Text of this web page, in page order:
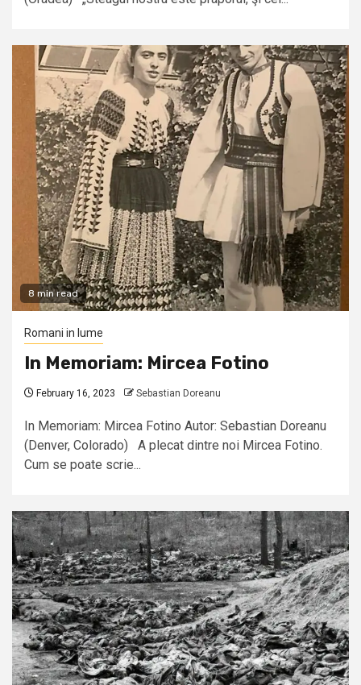
8 min read
Romani in lume
In Memoriam: Mircea Fotino
February 16, 2023 Sebastian Doreanu
In Memoriam: Mircea Fotino Autor: Sebastian Doreanu
(Denver, Colorado) A plecat dintre noi Mircea Fotino.
Cum se poate scrie...